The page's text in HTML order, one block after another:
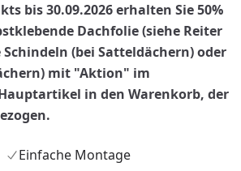
bis 30.09.2026 erhalten Sie 50%
Dachfolie (siehe Reiter
(bei Satteldächern) oder
mit "Aktion" im
in den Warenkorb, der
Einfache Montage